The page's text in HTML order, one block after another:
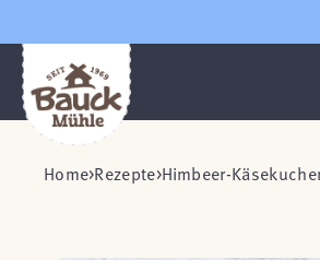
Home Rezepte Himbeer-